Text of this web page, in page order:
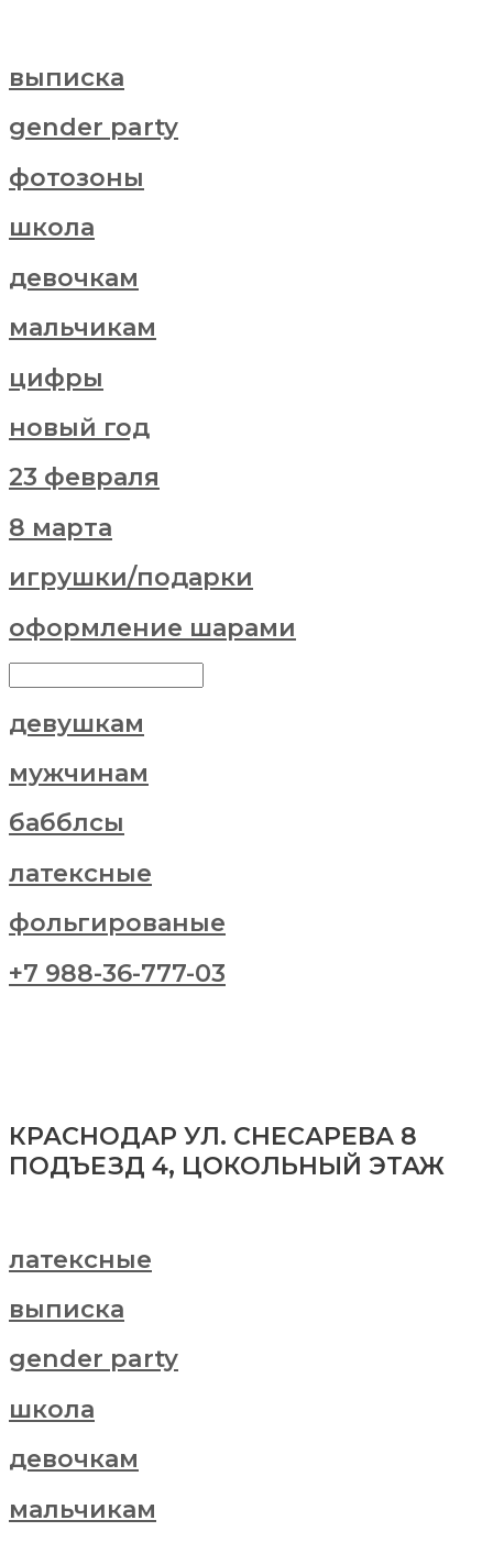
выписка
gender party
фотозоны
школа
девочкам
мальчикам
цифры
новый год
23 февраля
8 марта
игрушки/подарки
оформление шарами
девушкам
мужчинам
бабблсы
латексные
фольгированые
+7 988-36-777-03
КРАСНОДАР УЛ. СНЕСАРЕВА 8
ПОДЪЕЗД 4, ЦОКОЛЬНЫЙ ЭТАЖ
латексные
выписка
gender party
школа
девочкам
мальчикам